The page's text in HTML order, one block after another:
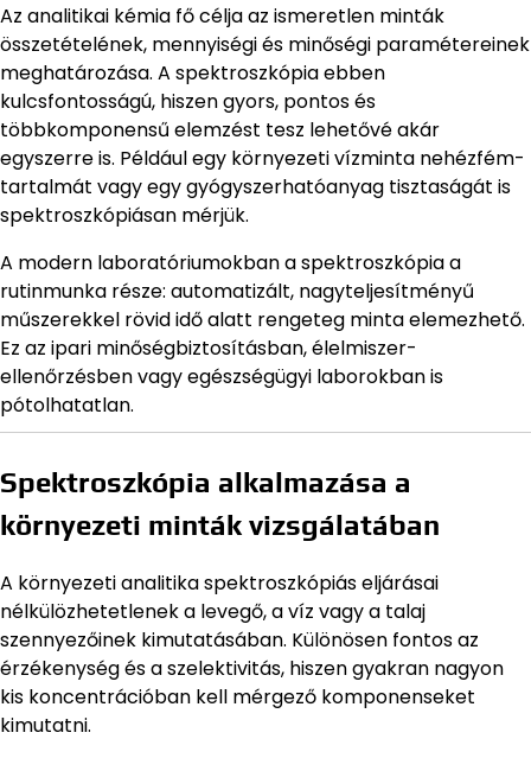
Az analitikai kémia fő célja az ismeretlen minták
összetételének, mennyiségi és minőségi paramétereinek
meghatározása. A spektroszkópia ebben
kulcsfontosságú, hiszen gyors, pontos és
többkomponensű elemzést tesz lehetővé akár
egyszerre is. Például egy környezeti vízminta nehézfém-
tartalmát vagy egy gyógyszerhatóanyag tisztaságát is
spektroszkópiásan mérjük.
A modern laboratóriumokban a spektroszkópia a
rutinmunka része: automatizált, nagyteljesítményű
műszerekkel rövid idő alatt rengeteg minta elemezhető.
Ez az ipari minőségbiztosításban, élelmiszer-
ellenőrzésben vagy egészségügyi laborokban is
pótolhatatlan.
Spektroszkópia alkalmazása a
környezeti minták vizsgálatában
A környezeti analitika spektroszkópiás eljárásai
nélkülözhetetlenek a levegő, a víz vagy a talaj
szennyezőinek kimutatásában. Különösen fontos az
érzékenység és a szelektivitás, hiszen gyakran nagyon
kis koncentrációban kell mérgező komponenseket
kimutatni.